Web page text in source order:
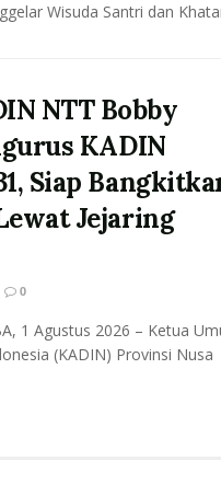
Wisuda Santri dan
NTT Bobby
KADIN
Siap
Jejaring
0
1 Agustus 2026 – Ketua
(KADIN) Provinsi Nusa